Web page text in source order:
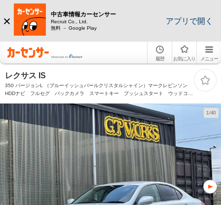
中古車情報カーセンサー
Recruit Co., Ltd.
無料 － Google Play
アプリで開く
履歴 お気に入り メニュー
レクサス IS
350 バージョンL （ブルーイッシュパールクリスタルシャイン）マークレビンソン
HDDナビ フルセグ バックカメラ スマートキー プッシュスタート ウッドコン
1/40